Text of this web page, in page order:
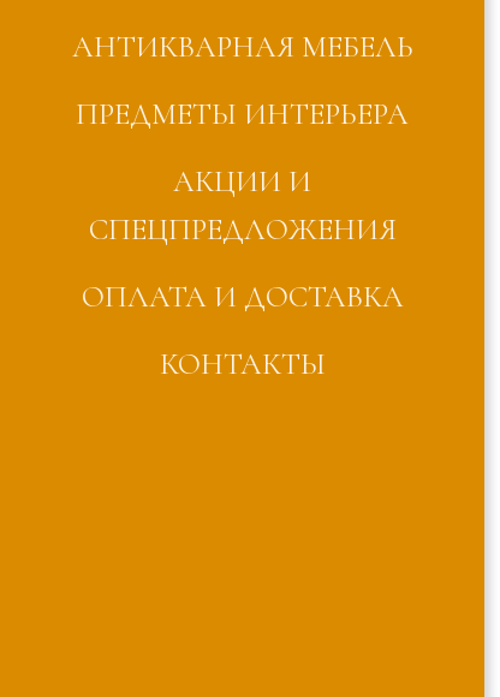
АНТИКВАРНАЯ МЕБЕЛЬ
ПРЕДМЕТЫ ИНТЕРЬЕРА
АКЦИИ И
СПЕЦПРЕДЛОЖЕНИЯ
ОПЛАТА И ДОСТАВКА
КОНТАКТЫ